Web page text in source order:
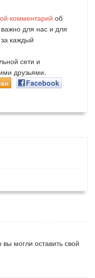
комментарий об
для нас и для
каждый
сети и
друзьями.
Facebook
вы могли оставить свой